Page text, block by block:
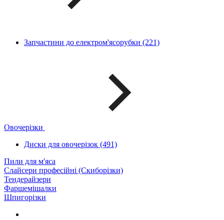
Запчастини до електром'ясорубки (221)
Овочерізки
Диски для овочерізок (491)
Пили для м'яса
Слайсери професійні (Скиборізки)
Тендерайзери
Фаршемішалки
Шпигорізки